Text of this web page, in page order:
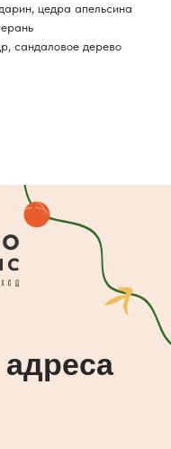
цедра апельсина
дерево